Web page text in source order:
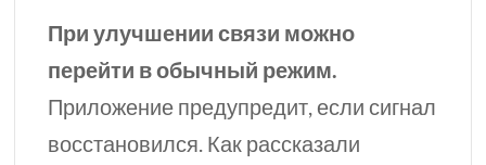
При улучшении связи можно
перейти в обычный режим.
Приложение предупредит, если сигнал
восстановился. Как рассказали